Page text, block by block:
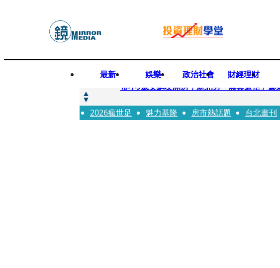
最新 娛樂 政治社會 財經理財
快訊
帶小9歲女網友開房！新北男「無套遭拒」
快訊
natori再訪台北人氣爆棚 〈Overdose〉一
2026瘋世足 魅力基隆 房市熱話題 台北畫刊